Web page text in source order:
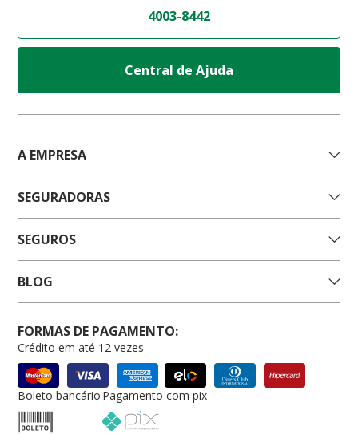
4003-8442
Central de Ajuda
A EMPRESA
SEGURADORAS
SEGUROS
BLOG
FORMAS DE PAGAMENTO:
Crédito em até 12 vezes
Boleto bancário Pagamento com pix